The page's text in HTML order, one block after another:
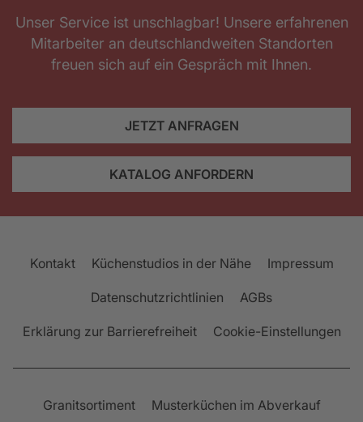
Unser Service ist unschlagbar! Unsere erfahrenen
Mitarbeiter an deutschlandweiten Standorten
freuen sich auf ein Gespräch mit Ihnen.
JETZT ANFRAGEN
KATALOG ANFORDERN
Kontakt Küchenstudios in der Nähe Impressum
Datenschutzrichtlinien AGBs
Erklärung zur Barrierefreiheit Cookie-Einstellungen
Granitsortiment Musterküchen im Abverkauf